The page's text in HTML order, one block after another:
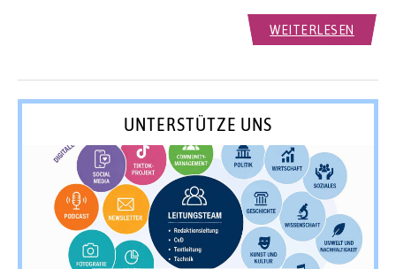
WEITERLESEN
UNTERSTÜTZE UNS